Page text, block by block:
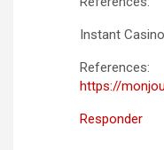
Instant
References:
https://
Responder